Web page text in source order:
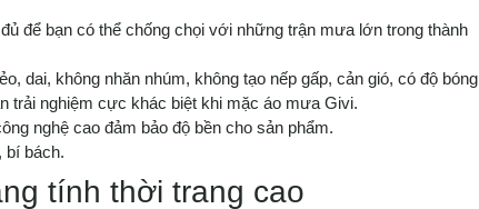
để bạn có thể chống chọi với những trận mưa lớn trong thành
dai, không nhăn nhúm, không tạo nếp gấp, cản gió, có độ bóng
trải nghiệm cực khác biệt khi mặc áo mưa Givi.
nghệ cao đảm bảo độ bền cho sản phẩm.
bí bách.
tính thời trang cao